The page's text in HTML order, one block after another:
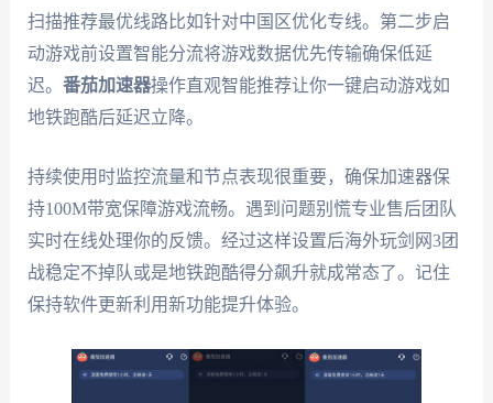
扫描推荐最优线路比如针对中国区优化专线。第二步启
动游戏前设置智能分流将游戏数据优先传输确保低延
迟。 番茄加速器操作直观智能推荐让你一键启动游戏如
地铁跑酷后延迟立降。
持续使用时监控流量和节点表现很重要，确保加速器保
持100M带宽保障游戏流畅。遇到问题别慌专业售后团队
实时在线处理你的反馈。经过这样设置后海外玩剑网3团
战稳定不掉队或是地铁跑酷得分飙升就成常态了。记住
保持软件更新利用新功能提升体验。